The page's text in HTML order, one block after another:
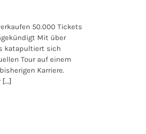
50.000 Tickets
Mit über
katapultiert sich
Tour auf einem
Karriere.
[...]